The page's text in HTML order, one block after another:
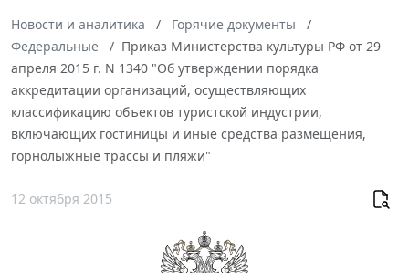
Новости и аналитика
Горячие документы
Федеральные
Приказ Министерства культуры РФ от 29
апреля 2015 г. N 1340 "Об утверждении порядка
аккредитации организаций, осуществляющих
классификацию объектов туристской индустрии,
включающих гостиницы и иные средства размещения,
горнолыжные трассы и пляжи"
12 октября 2015